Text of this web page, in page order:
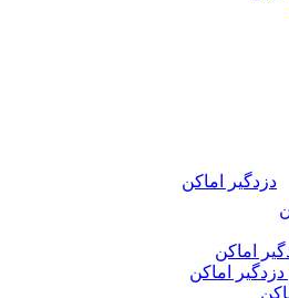
دزدگیر اماکن
اماکن
اماکن